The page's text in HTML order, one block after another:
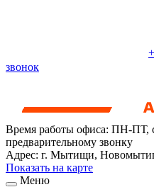
звонок
Время работы офиса: ПН-ПТ,
предварительному звонку
Адрес: г. Мытищи,
Показать на карте
Меню